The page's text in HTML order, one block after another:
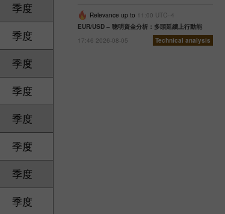
季度
季度
季度
季度
季度
季度
季度
季度
Relevance up to 11:00 UTC--4
EUR/USD – 聰明資金分析：多頭延續上行動能
17:46 2026-08-05
Technical analysis